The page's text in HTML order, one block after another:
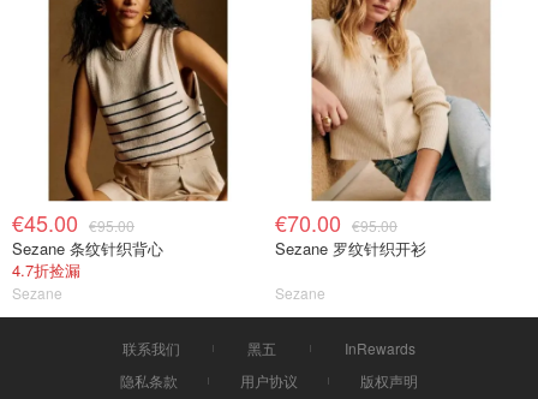
€45.00 €95.00
Sezane 条纹针织背心
4.7折捡漏
Sezane
€70.00 €95.00
Sezane 罗纹针织开衫
Sezane
联系我们 黑五
InRewards
隐私条款
用户协议 版权声明